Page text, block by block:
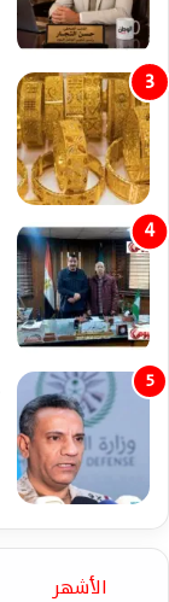
الأشهر